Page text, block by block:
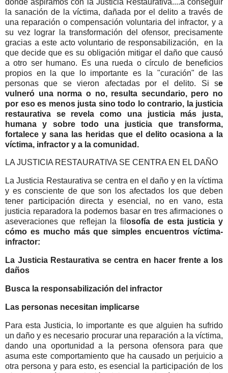
la sanación de la víctima, dañada por el delito a través de
una reparación o compensación voluntaria del infractor, y a
su vez lograr la transformación del ofensor, precisamente
gracias a este acto voluntario de responsabilización, en la
que decide que es su obligación mitigar el daño que causó
a otro ser humano. Es una rueda o círculo de beneficios
propios en la que lo importante es la "curación" de las
personas que se vieron afectadas por el delito. Si se
vulneró una norma o no, resulta secundario, pero no
por eso es menos justa sino todo lo contrario, la justicia
restaurativa se revela como una justicia más justa,
humana y sobre todo una justicia que transforma,
fortalece y sana las heridas que el delito ocasiona a la
víctima, infractor y a la comunidad.
LA JUSTICIA RESTAURATIVA SE CENTRA EN EL DAÑO
La Justicia Restaurativa se centra en el daño y en la víctima
y es consciente de que son los afectados los que deben
tener participación directa y esencial, no en vano, esta
justicia reparadora la podemos basar en tres afirmaciones o
aseveraciones que reflejan la fil osofía de esta justicia y
cómo es mucho más que simples encuentros víctima-
infractor:
La Justicia Restaurativa se centra en hacer frente a los
daños
Busca la responsabilización del infractor
Las personas necesitan implicarse
Para esta Justicia, lo importante es que alguien ha sufrido
un daño y es necesario procurar una reparación a la víctima,
dando una oportunidad a la persona ofensora para que
asuma este comportamiento que ha causado un perjuicio a
otra persona y para esto, es esencial la participación de los